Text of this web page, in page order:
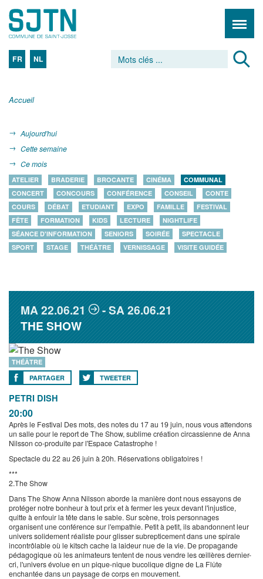
FR NL
Accueil
Aujourd'hui
Cette semaine
Ce mois
ATELIER BRADERIE BROCANTE CINÉMA
COMMUNAL
CONCERT
CONCOURS CONFÉRENCE CONSEIL
CONTE
COURS
DÉBAT ETUDIANT EXPO FAMILLE
FESTIVAL
FÊTE
FORMATION KIDS LECTURE
NIGHTLIFE
SÉANCE D'INFORMATION
SENIORS SOIRÉE
SPECTACLE
SPORT
STAGE THÉÂTRE VERNISSAGE VISITE GUIDÉE
MA22.06.21 SA26.06.21
THE SHOW
THÉÂTRE
PARTAGER
TWEETER
PETRI DISH
20:00
Après le Festival Des mots, des notes du 17 au 19 juin, nous vous attendons
un salle pour le report de The Show, sublime création circassienne de Anna
Nilsson co-produite par l'Espace Catastrophe !
Spectacle du 22 au 26 juin à 20h. Réservations obligatoires !
***
2.The Show
Dans The Show Anna Nilsson aborde la manière dont nous essayons de
protéger notre bonheur à tout prix et à fermer les yeux devant l'injustice,
quitte à enfouir la tête dans le sable. Sur scène, trois personnages
organisent une conférence sur l'empathie. Petit à petit, ils abandonnent leur
univers solidement réaliste pour glisser subrepticement dans une spirale
incontrôlable où le kitsch cache la laideur nue de la vie. De propagande
pédagogique où les animateurs tentent de nous vendre les œillères dernier-
cri, l'univers évolue en un pique-nique bucolique digne de La Flûte
enchantée dans un paysage de corps en mouvement.